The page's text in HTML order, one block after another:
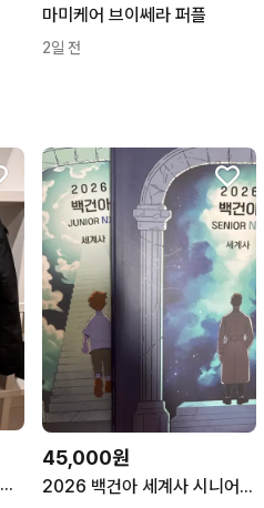
마미케어 브이쎄라 퍼플
2일 전
내셔널지오그래픽키즈 벨루가 덕다운패딩 160
45,000원
2026 백건아 세계사 시니어 n제 판매